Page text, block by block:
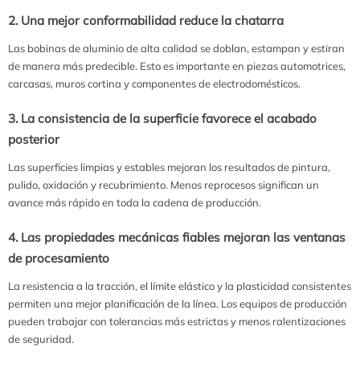
2. Una mejor conformabilidad reduce la chatarra
Las bobinas de aluminio de alta calidad se doblan, estampan y estiran
de manera más predecible. Esto es importante en piezas automotrices,
carcasas, muros cortina y componentes de electrodomésticos.
3. La consistencia de la superficie favorece el acabado
posterior
Las superficies limpias y estables mejoran los resultados de pintura,
pulido, oxidación y recubrimiento. Menos reprocesos significan un
avance más rápido en toda la cadena de producción.
4. Las propiedades mecánicas fiables mejoran las ventanas
de procesamiento
La resistencia a la tracción, el límite elástico y la plasticidad consistentes
permiten una mejor planificación de la línea. Los equipos de producción
pueden trabajar con tolerancias más estrictas y menos ralentizaciones
de seguridad.